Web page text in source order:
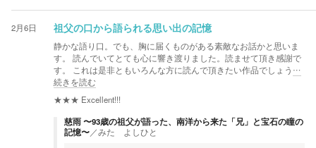
2月6日 祖父の口から語られる思い出の記憶
静かな語り口。でも、胸に届くものがある素敵なお話かと思いま
す。 読んでいてとても心に響き渡りました。読ませて頂き感謝で
す。 これは是非ともいろんな方に読んで頂きたい作品でしょう …
続きを読む
★★★ Excellent!!!
慈雨 〜93歳の祖父が語った、南洋から来た「兄」と宝石の瞳の
記憶〜／みた よしひと